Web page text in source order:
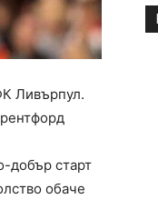
Ливърпул.
добър старт
обаче